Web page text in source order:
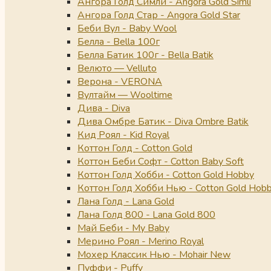
Ангора Голд Стар - Angora Gold Star
Беби Вул - Baby Wool
Белла - Bella 100г
Белла Батик 100г - Bella Batik
Велюто — Velluto
Верона - VERONA
Вултайм — Wooltime
Дива - Diva
Дива Омбре Батик - Diva Ombre Batik
Кид Роял - Kid Royal
Коттон Голд - Cotton Gold
Коттон Беби Софт - Cotton Baby Soft
Коттон Голд Хобби - Cotton Gold Hobby
Коттон Голд Хобби Нью - Cotton Gold
Лана Голд - Lana Gold
Лана Голд 800 - Lana Gold 800
Май Беби - My Baby
Мерино Роял - Merino Royal
Мохер Классик Нью - Mohair New
Пуффи - Puffy